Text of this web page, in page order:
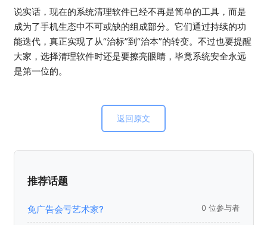
说实话，现在的系统清理软件已经不再是简单的工具，而是
成为了手机生态中不可或缺的组成部分。它们通过持续的功
能迭代，真正实现了从“治标”到“治本”的转变。不过也要提醒
大家，选择清理软件时还是要擦亮眼睛，毕竟系统安全永远
是第一位的。
返回原文
推荐话题
免广告会亏艺术家? 0 位参与者